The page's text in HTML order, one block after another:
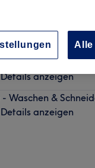
Details anzeigen
Studenten
Details anzeigen
Waschen &
Details anzeigen
Alle